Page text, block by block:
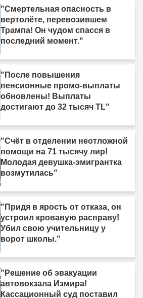
"Смертельная опасность в
вертолёте, перевозившем
Трампа! Он чудом спасся в
последний момент."
"После повышения
пенсионные промо-выплаты
обновлены! Выплаты
достигают до 32 тысяч TL"
"Счёт в отделении неотложной
помощи на 71 тысячу лир!
Молодая девушка-эмигрантка
возмутилась"
"Придя в ярость от отказа, он
устроил кровавую расправу!
Убил свою учительницу у
ворот школы."
"Решение об эвакуации
автовокзала Измира!
Кассационный суд поставил